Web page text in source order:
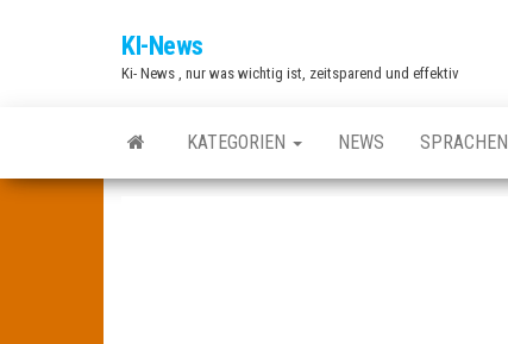
KI-News
Ki- News , nur was wichtig ist, zeitsparend und effektiv
KATEGORIEN NEWS SPRACHEN